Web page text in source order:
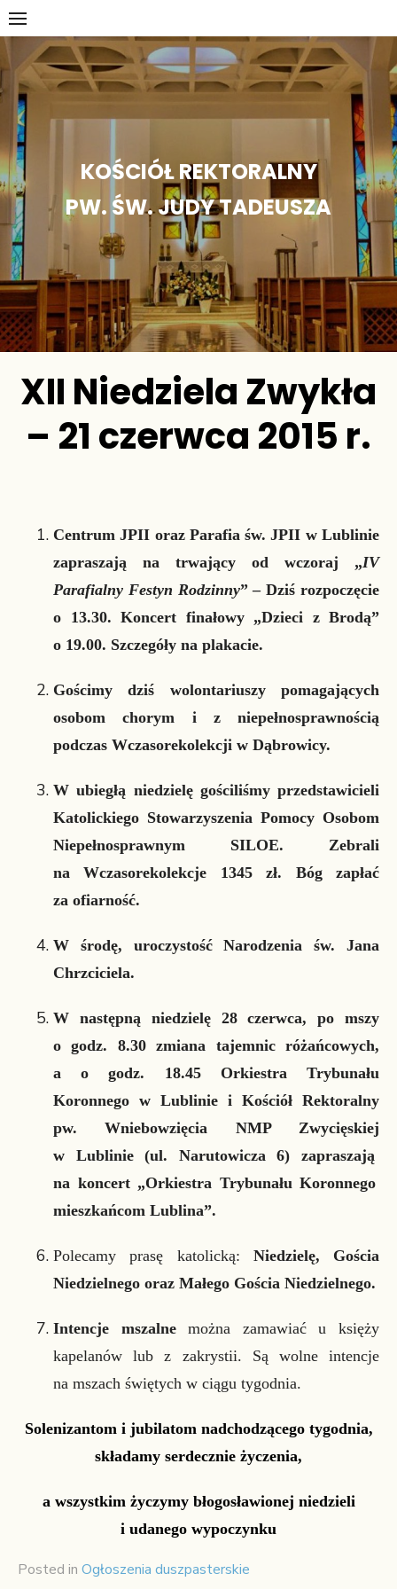
Skip
to
content
KOŚCIÓŁ REKTORALNY
PW. ŚW. JUDY TADEUSZA
XII Niedziela Zwykła
– 21 czerwca 2015 r.
Centrum JPII oraz Parafia św. JPII w Lublinie
zapraszają na trwający od wczoraj „IV
Parafialny Festyn Rodzinny” – Dziś rozpoczęcie
o 13.30. Koncert finałowy „Dzieci z Brodą”
o 19.00. Szczegóły na plakacie.
Gościmy dziś wolontariuszy pomagających
osobom chorym i z niepełnosprawnością
podczas Wczasorekolekcji w Dąbrowicy.
W ubiegłą niedzielę gościliśmy przedstawicieli
Katolickiego Stowarzyszenia Pomocy Osobom
Niepełnosprawnym SILOE. Zebrali
na Wczasorekolekcje 1345 zł. Bóg zapłać
za ofiarność.
W środę, uroczystośćNarodzenia św. Jana
Chrzciciela.
W następną niedzielę 28 czerwca, po mszy
o godz. 8.30 zmiana tajemnic różańcowych,
ao godz. 18.45Orkiestra Trybunału
Koronnego w Lublinie i Kościół Rektoralny
pw. Wniebowzięcia NMP Zwycięskiej
w Lublinie (ul. Narutowicza 6) zapraszają
na koncert„Orkiestra Trybunału Koronnego
mieszkańcom Lublina”.
Polecamy prasę katolicką: Niedzielę, Gościa
Niedzielnego oraz Małego Gościa Niedzielnego.
Intencje mszalnemożna zamawiać u księży
kapelanów lub z zakrystii. Są wolne intencje
na mszach świętych w ciągu tygodnia.
Solenizantom i jubilatom nadchodzącego tygodnia,
składamy serdecznie życzenia,
a wszystkim życzymy błogosławionej niedzieli
i udanego wypoczynku
Posted in Ogłoszenia duszpasterskie